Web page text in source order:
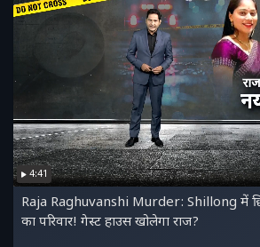
4:41
Raja Raghuvanshi Murder: Shillong में
का परिवार! गेस्ट हाउस खोलेगा राज?